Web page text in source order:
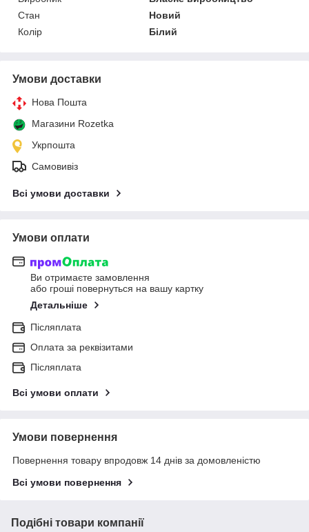
Стан
Новий
Колір
Білий
Умови доставки
Нова Пошта
Магазини Rozetka
Укрпошта
Самовивіз
Всі умови доставки
Умови оплати
Ви отримаєте замовлення
або гроші повернуться на вашу картку
Детальніше
Післяплата
Оплата за реквізитами
Післяплата
Всі умови оплати
Умови повернення
Повернення товару впродовж 14 днів за домовленістю
Всі умови повернення
Подібні товари компанії